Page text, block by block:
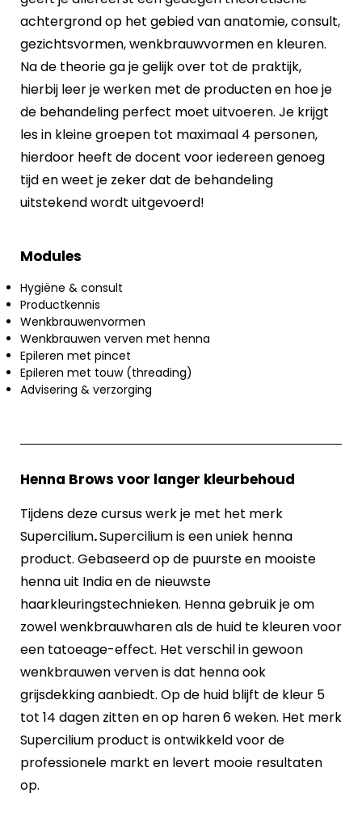
achtergrond op het gebied van anatomie, consult,
gezichtsvormen, wenkbrauwvormen en kleuren.
Na de theorie ga je gelijk over tot de praktijk,
hierbij leer je werken met de producten en hoe je
de behandeling perfect moet uitvoeren. Je krijgt
les in kleine groepen tot maximaal 4 personen,
hierdoor heeft de docent voor iedereen genoeg
tijd en weet je zeker dat de behandeling
uitstekend wordt uitgevoerd!
Modules
Hygiëne & consult
Productkennis
Wenkbrauwenvormen
Wenkbrauwen verven met henna
Epileren met pincet
Epileren met touw (threading)
Advisering & verzorging
Henna Brows voor langer kleurbehoud
Tijdens deze cursus werk je met het merk
Supercilium.Supercilium is een uniek henna
product. Gebaseerd op de puurste en mooiste
henna uit India en de nieuwste
haarkleuringstechnieken. Henna gebruik je om
zowel wenkbrauwharen als de huid te kleuren voor
een tatoeage-effect. Het verschil in gewoon
wenkbrauwen verven is dat henna ook
grijsdekking aanbiedt. Op de huid blijft de kleur 5
tot 14 dagen zitten en op haren 6 weken. Het merk
Supercilium product is ontwikkeld voor de
professionele markt en levert mooie resultaten
op.